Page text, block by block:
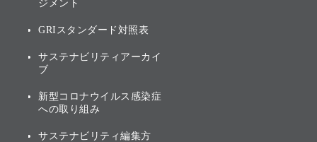
株主・投資家情報（IR）に
ガバナンス
投資先のサステナビリティ
ジメント
GRIスタンダード対照表
サステナビリティアーカイ
ブ
新型コロナウイルス感染症
への取り組み
サステナビリティ編集方